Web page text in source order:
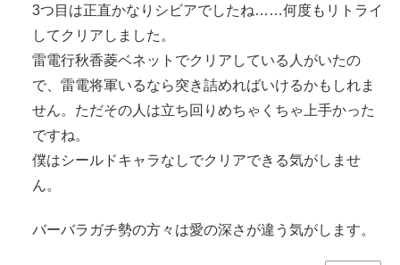
3つ目は正直かなりシビアでしたね……何度もリトライ
してクリアしました。
雷電行秋香菱ベネットでクリアしている人がいたの
で、雷電将軍いるなら突き詰めればいけるかもしれま
せん。ただその人は立ち回りめちゃくちゃ上手かった
ですね。
僕はシールドキャラなしでクリアできる気がしませ
ん。
バーバラガチ勢の方々は愛の深さが違う気がします。